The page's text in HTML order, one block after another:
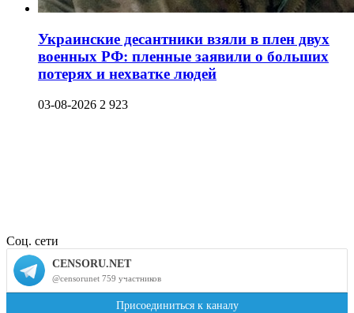
Украинские десантники взяли в плен двух
военных РФ: пленные заявили о больших
потерях и нехватке людей
03-08-2026 2 923
Соц. сети